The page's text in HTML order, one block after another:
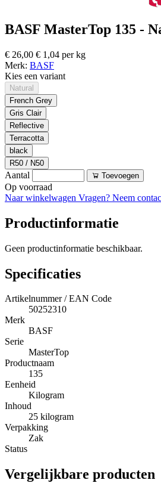
BASF MasterTop 135 -
€ 26,00 € 1,04 per kg
Merk: BASF
Kies een variant
Natural
French Grey
Gris Clair
Reflective
Terracotta
black
R50 / N50
Aantal Toevoegen
Op voorraad
Naar winkelwagen Vragen? Neem
Productinformatie
Geen productinformatie beschikbaar.
Specificaties
Artikelnummer / EAN Code
50252310
Merk
BASF
Serie
MasterTop
Productnaam
135
Eenheid
Kilogram
Inhoud
25 kilogram
Verpakking
Zak
Status
Vergelijkbare producten